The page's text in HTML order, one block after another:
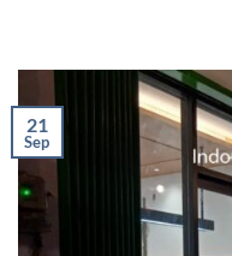
21
Sep